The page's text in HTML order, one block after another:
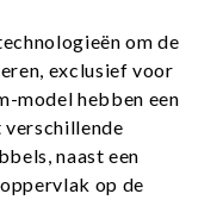
om de
exclusief voor
model hebben een
naast een
op de